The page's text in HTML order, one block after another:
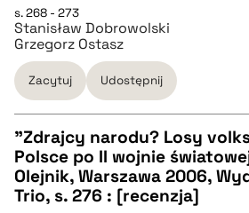
BIBTEX
pobierz cytat
s. 268 - 273
Stanisław Dobrowolski
Grzegorz Ostasz
Zacytuj Udostępnij
CZYSTY TEKST
"Zdrajcy narodu? Losy
Polsce po II wojnie
Olejnik, Warszawa 2006,
Trio, s. 276 : [recenzja]